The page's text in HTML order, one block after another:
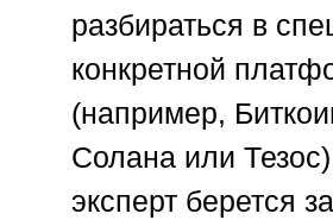
разбираться в
конкретной
(например,
Солана или
эксперт берется